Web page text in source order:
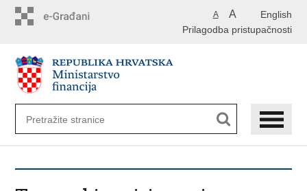
English
A A
Prilagodba pristupačnosti